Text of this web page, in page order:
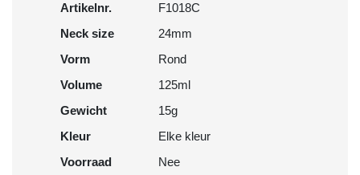
Artikelnr.
F1018C
Neck size
24mm
Vorm
Rond
Volume
125ml
Gewicht
15g
Kleur
Elke kleur
Voorraad
Nee